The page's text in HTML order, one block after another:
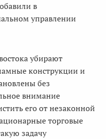
в
управлении
убирают
конструкции и
без
внимание
его от незаконной
торговые
задачу